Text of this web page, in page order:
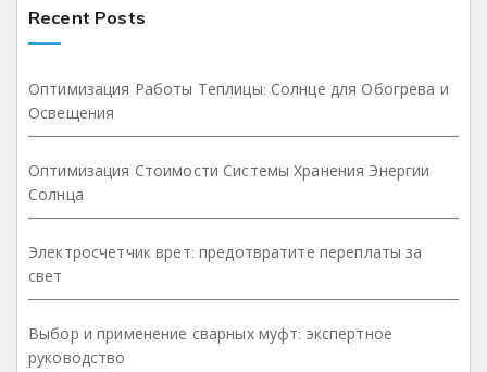
Recent Posts
Оптимизация Работы Теплицы: Солнце для Обогрева и
Освещения
Оптимизация Стоимости Системы Хранения Энергии
Солнца
Электросчетчик врет: предотвратите переплаты за
свет
Выбор и применение сварных муфт: экспертное
руководство